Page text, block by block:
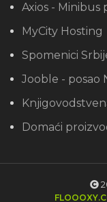
Axios - Minibus
MyCity Hosting
Spomenici
Jooble - posao
Domaći